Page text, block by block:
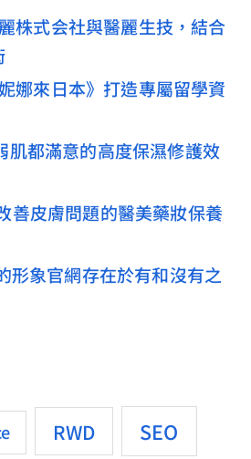
株式会社與醫麗生技，結合
娜來日本》打造專屬留學資
肌都滿意的高度保濕修護效
善皮膚問題的醫美藥妝保養
形象官網存在於有和沒有之
RWD SEO